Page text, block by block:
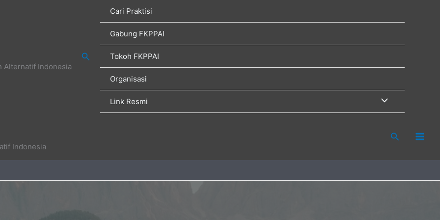
Alternatif Indonesia
Search
Cari Praktisi
Gabung FKPPAI
Tokoh FKPPAI
Organisasi
Link Resmi
Indonesia
Search